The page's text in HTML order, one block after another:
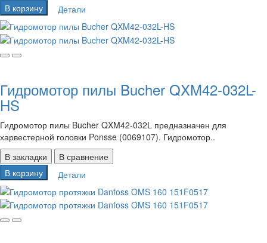
В корзину Детали
Гидромотор пилы Bucher QXM42-032L-
HS
Гидромотор пилы Bucher QXM42-032L предназначен для
харвестерной головки Ponsse (0069107). Гидромотор..
В закладки
В сравнение
В корзину
Детали